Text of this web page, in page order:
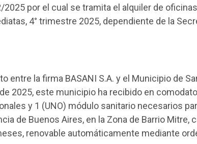
por el cual se tramita el alquiler de
4° trimestre 2025, dependiente de la
entre la firma BASANI S.A. y el Municipio de
2025, este municipio ha recibido en
y 1 (UNO) módulo sanitario necesarios
de Buenos Aires, en la Zona de Barrio Mitre,
renovable automáticamente mediante